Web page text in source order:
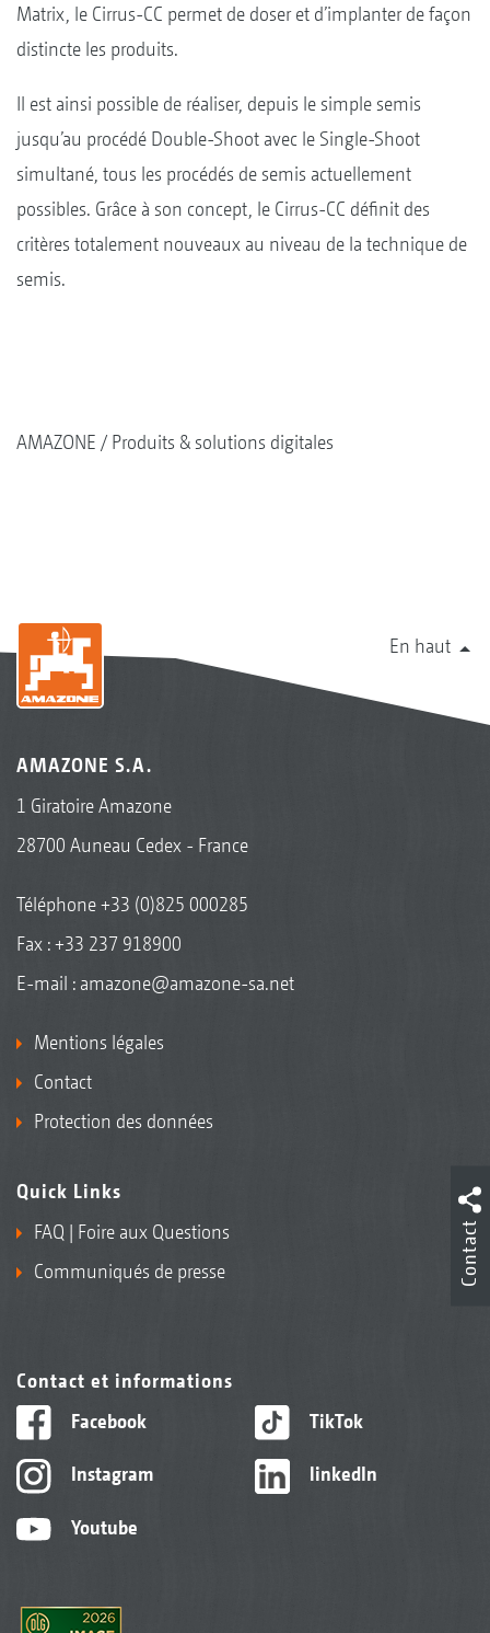
Matrix, le Cirrus-CC permet de doser et d’implanter de façon
distincte les produits.
Il est ainsi possible de réaliser, depuis le simple semis
jusqu’au procédé Double-Shoot avec le Single-Shoot
simultané, tous les procédés de semis actuellement
possibles. Grâce à son concept, le Cirrus-CC définit des
critères totalement nouveaux au niveau de la technique de
semis.
AMAZONE Produits & solutions digitales
En haut
AMAZONE S.A.
1 Giratoire Amazone
28700 Auneau Cedex - France
Téléphone+33 (0)825 000285
Fax : +33 237 918900
E-mail : amazone@amazone-sa.net
Mentions légales
Contact
Protection des données
Quick Links
FAQ | Foire aux Questions
Communiqués de presse
Contact et informations
Facebook
Instagram
Youtube
TikTok
linkedIn
Contact